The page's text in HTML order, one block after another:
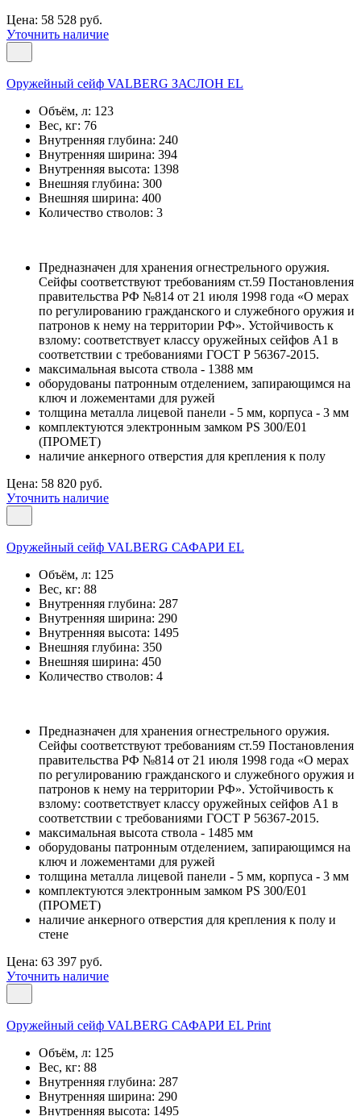
Цена: 58 528 руб.
Уточнить наличие
Оружейный сейф VALBERG ЗАСЛОН EL
Объём, л: 123
Вес, кг: 76
Внутренняя глубина: 240
Внутренняя ширина: 394
Внутренняя высота: 1398
Внешняя глубина: 300
Внешняя ширина: 400
Количество стволов: 3
Предназначен для хранения огнестрельного оружия.
Сейфы соответствуют требованиям ст.59 Постановления
правительства РФ №814 от 21 июля 1998 года «О мерах
по регулированию гражданского и служебного оружия и
патронов к нему на территории РФ». Устойчивость к
взлому: соответствует классу оружейных сейфов А1 в
соответствии с требованиями ГОСТ Р 56367-2015.
максимальная высота ствола - 1388 мм
оборудованы патронным отделением, запирающимся на
ключ и ложементами для ружей
толщина металла лицевой панели - 5 мм, корпуса - 3 мм
комплектуются электронным замком PS 300/E01
(ПРОМЕТ)
наличие анкерного отверстия для крепления к полу
Цена: 58 820 руб.
Уточнить наличие
Оружейный сейф VALBERG САФАРИ EL
Объём, л: 125
Вес, кг: 88
Внутренняя глубина: 287
Внутренняя ширина: 290
Внутренняя высота: 1495
Внешняя глубина: 350
Внешняя ширина: 450
Количество стволов: 4
Предназначен для хранения огнестрельного оружия.
Сейфы соответствуют требованиям ст.59 Постановления
правительства РФ №814 от 21 июля 1998 года «О мерах
по регулированию гражданского и служебного оружия и
патронов к нему на территории РФ». Устойчивость к
взлому: соответствует классу оружейных сейфов А1 в
соответствии с требованиями ГОСТ Р 56367-2015.
максимальная высота ствола - 1485 мм
оборудованы патронным отделением, запирающимся на
ключ и ложементами для ружей
толщина металла лицевой панели - 5 мм, корпуса - 3 мм
комплектуются электронным замком PS 300/E01
(ПРОМЕТ)
наличие анкерного отверстия для крепления к полу и
стене
Цена: 63 397 руб.
Уточнить наличие
Оружейный сейф VALBERG САФАРИ EL Print
Объём, л: 125
Вес, кг: 88
Внутренняя глубина: 287
Внутренняя ширина: 290
Внутренняя высота: 1495